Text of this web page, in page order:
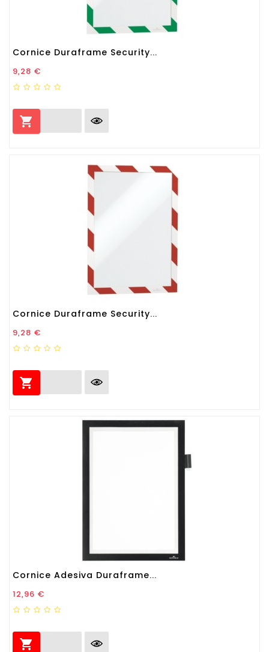
Cornice Duraframe Security...
Prezzo
9,28 €

Cornice Duraframe Security...
Prezzo
9,28 €

Cornice Adesiva Duraframe...
Prezzo
12,96 €
